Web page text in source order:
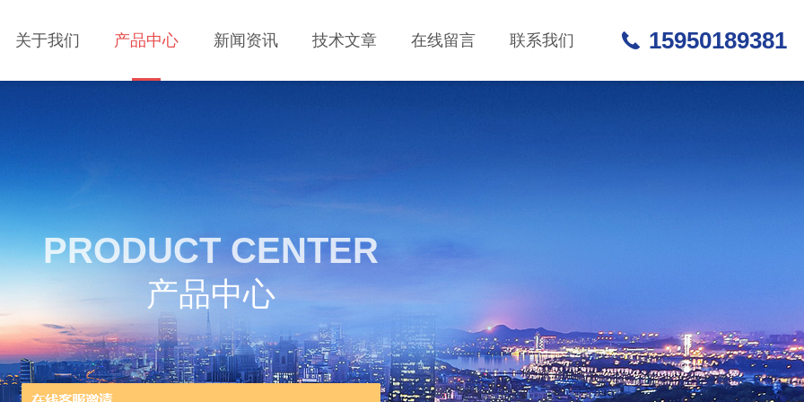
关于我们 产品中心 新闻资讯 技术文章 在线留言 联系我们 15950189381
PRODUCT CENTER
产品中心